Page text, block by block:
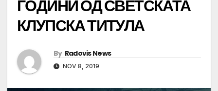
ГОДИНИ ОД СВЕТСКАТА
КЛУПСКА ТИТУЛА
By Radovis News
NOV 8, 2019